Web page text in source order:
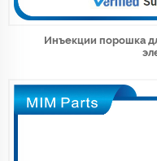
Инъекции порошка